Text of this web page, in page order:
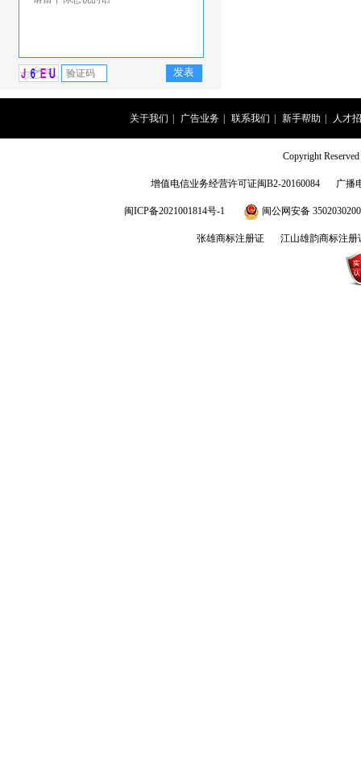
关于我们 广告业务 联系我们 新手帮助 人才
Copyright
增值电信业务经营许可证闽B2-20160084 广播
闽ICP备2021001814号-1 闽公网安备
张雄商标注册证 江山雄韵商标注册